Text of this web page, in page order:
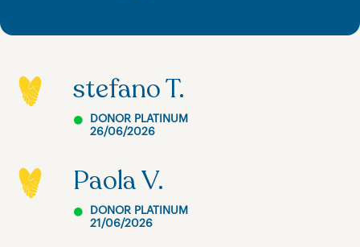
stefano T.
DONOR PLATINUM
26/06/2026
Paola V.
DONOR PLATINUM
21/06/2026